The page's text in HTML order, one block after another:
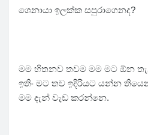
ශෙනායා ඉලක්ක සපුරාගෙනද?
මම හිතනව තවම මම මට ඕන
ඉතිං මට තව ඉදිරියට යන්න
මම දැන් වැඩ කරන්නෙ.